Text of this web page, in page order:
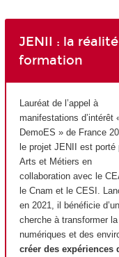
JENII : la
formation
Lauréat de l’appel à
manifestations d’intérêt
DemoES » de France
le projet JENII est porté
Arts et Métiers en
collaboration avec le
le Cnam et le CESI.
en 2021, il bénéficie
cherche à transformer
numériques et des
créer des expériences